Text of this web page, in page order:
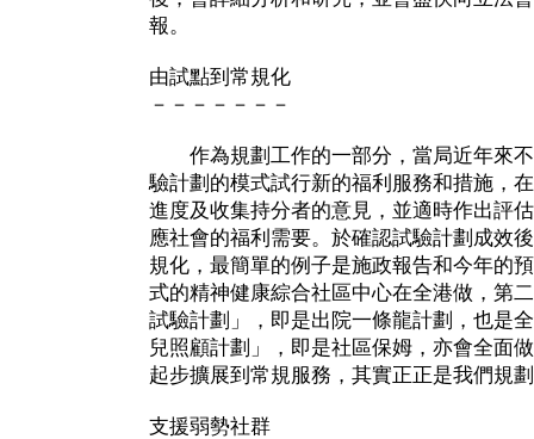
報。
由試點到常規化
－－－－－－－
作為規劃工作的一部分，當局近年來不
驗計劃的模式試行新的福利服務和措施，
進度及收集持分者的意見，並適時作出評
應社會的福利需要。於確認試驗計劃成效
規化，最簡單的例子是施政報告和今年的
式的精神健康綜合社區中心在全港做，第
試驗計劃」，即是出院一條龍計劃，也是
兒照顧計劃」，即是社區保姆，亦會全面
起步擴展到常規服務，其實正正是我們規
支援弱勢社群